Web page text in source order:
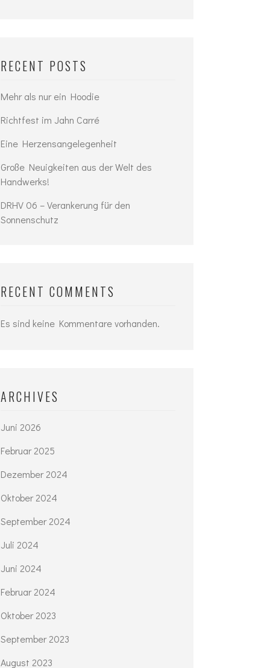
RECENT POSTS
Mehr als nur ein Hoodie
Richtfest im Jahn Carré
Eine Herzensangelegenheit
Große Neuigkeiten aus der Welt des
Handwerks!
DRHV 06 – Verankerung für den
Sonnenschutz
RECENT COMMENTS
Es sind keine Kommentare vorhanden.
ARCHIVES
Juni 2026
Februar 2025
Dezember 2024
Oktober 2024
September 2024
Juli 2024
Juni 2024
Februar 2024
Oktober 2023
September 2023
August 2023